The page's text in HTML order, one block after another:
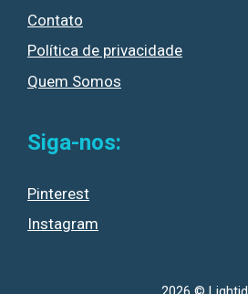
Contato
Política de privacidade
Quem Somos
Siga-nos:
Pinterest
Instagram